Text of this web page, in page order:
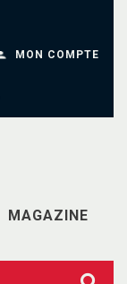
MON COMPTE
MAGAZINE